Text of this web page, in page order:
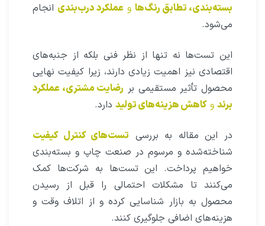
بسته‌بندی، تطابق رنگ‌ها و عملکرد درب‌بندی انجام
می‌شود.
این تست‌ها نه تنها از نظر فنی بلکه از جنبه‌های
اقتصادی نیز اهمیت زیادی دارند، زیرا کیفیت نهایی
محصول تأثیر مستقیمی بر رضایت مشتری، عملکرد
برند و کاهش هزینه‌های تولید دارد.
در این مقاله به بررسی تست‌های کنترل کیفیت
شناخته‌شده و مرسوم در صنعت چاپ و بسته‌بندی
خواهیم پرداخت. این تست‌ها به شرکت‌ها کمک
می‌کنند تا مشکلات احتمالی را قبل از رسیدن
محصول به بازار شناسایی کرده و از اتلاف وقت و
هزینه‌های اضافی جلوگیری کنند.